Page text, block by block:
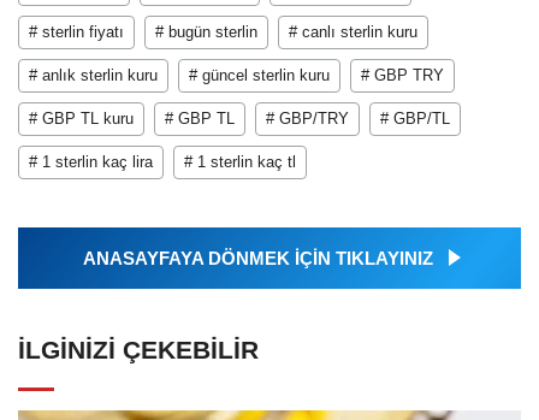
# sterlin fiyatı # bugün sterlin # canlı sterlin kuru
# anlık sterlin kuru # güncel sterlin kuru # GBP TRY
# GBP TL kuru # GBP TL # GBP/TRY # GBP/TL
# 1 sterlin kaç lira # 1 sterlin kaç tl
ANASAYFAYA DÖNMEK İÇİN TIKLAYINIZ
İLGINIZI ÇEKEBILIR